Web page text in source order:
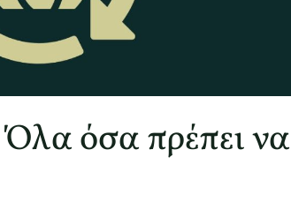
όσα πρέπει να